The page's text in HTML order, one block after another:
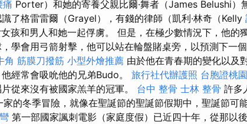
痛 Porter）和她的寄養父親比爾·舞者（James Belushi）
了格雷雷爾（Grayel），有錢的律師（凱利·林奇（Kelly
孩和男人和她一起俘虜。 但是，在極少數情況下，他的
學會用弓箭射擊，他可以站在輪盤賭桌旁，以預測下一
角 筋膜刀撥筋 小型外燴推薦 由於他在青春期的變化以及
經常會吸吮他的兄弟Budo。 旅行社代辦護照 台胞證桃園
從來沒有被國家羔羊的冠軍。 台中 整骨 士林 整骨 許多
家的冬季冒險，就像在聖誕節的聖誕節假期中，聖誕節可
第一部國家諷刺電影（家庭度假）已近四十年，從那以